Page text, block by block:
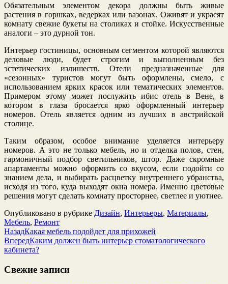
Обязательным элементом декора должны быть живые
растения в горшках, ведерках или вазонах. Оживят и украсят
комнату свежие букеты на столиках и стойке. Искусственные
аналоги – это дурной тон.
Интерьер гостиницы, основным сегментом которой являются
деловые люди, будет строгим и выполненным без
эстетических излишеств. Отели предназначенные для
«сезонных» туристов могут быть оформлены, смело, с
использованием ярких красок или тематических элементов.
Примером этому может послужить ибис отель в Вене, в
котором в глаза бросается ярко оформленный интерьер
номеров. Отель является одним из лучших в австрийской
столице.
Таким образом, особое внимание уделяется интерьеру
номеров. А это не только мебель, но и отделка полов, стен,
гармоничный подбор светильников, штор. Даже скромные
апартаменты можно оформить со вкусом, если подойти со
знанием дела, и выбирать расцветку внутреннего убранства,
исходя из того, куда выходят окна номера. Именно цветовые
решения могут сделать комнату просторнее, светлее и уютнее.
Опубликовано в рубрике Дизайн, Интерьеры, Материалы,
Мебель, Ремонт
НазадКакая мебель подойдет для прихожей
ВпередКаким должен быть интерьер стоматологического
кабинета?
Свежие записи